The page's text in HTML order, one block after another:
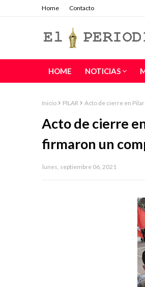
Home Contacto
HOME NOTICIAS
Inicio PILAR Acto de cierre en
Acto de cierre
firmaron un
lunes, septiembre 06, 2021